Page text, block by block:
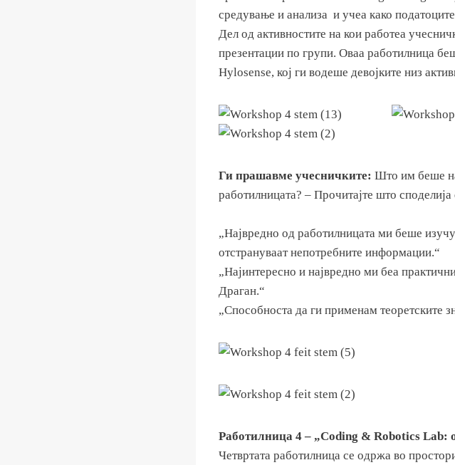
средување и анализа и учеа како
Дел од активностите на кои работеа
презентации по групи. Оваа работилница
Hylosense, кој ги водеше девојките низ
Ги прашавме учесничките: Што им беше
работилницата? – Прочитајте што споделија
„Највредно од работилницата ми беше
отстрануваат непотребните информации.“
„Најинтересно и највредно ми беа
Драган.“
„Способноста да ги применам теоретските
Работилница 4 – „Coding & Robotics Lab:
Четвртата работилница се одржа во